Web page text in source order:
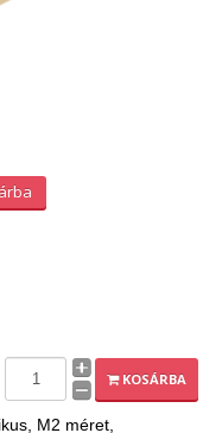
KOSÁRBA
M2 méret,